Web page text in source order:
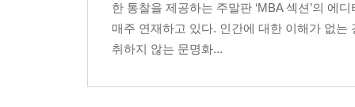
편지 쓰는 CEO, 더글러스 코넌트
│3만 통의 손편지를 쓰다│신뢰는 리더의 자격증│
은둔의 제왕, 이건희
한 통찰을 제공하는 주말판 ‘MBA 섹션’의 에
매주 연재하고 있다. 인간에 대한 이해가 없
취하지 않는 문명화...